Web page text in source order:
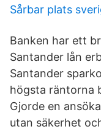
Sårbar plats
Banken har ett
Santander lån
Santander
högsta räntorna
Gjorde en
utan säkerhet